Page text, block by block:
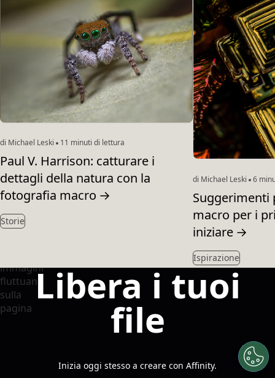
di Michael Leski 11 minuti di lettura
Paul V. Harrison: catturare i
dettagli della natura con la
fotografia macro →
Storie
di Michael Leski 6
Suggerimenti
macro per i
iniziare →
Ispirazione
Libera i tuoi
file
Inizia oggi stesso a creare con Affinity.